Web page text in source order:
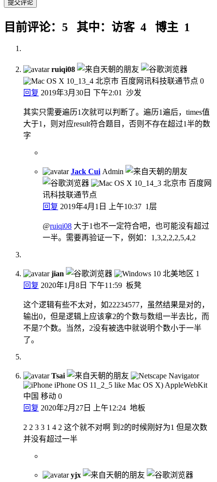
目前评论：5 其中：访客 4 博主 1
ruiqi08
北京市 百度网讯科技联通节点 0
回复 2019年3月30日 下午2:01 沙发
其实只需要遍历1次就可以判断了。遍历1遍后，times值
大于1，则对应result符合题目，否则不存在超过1半的数
字
Jack Cui Admin
北京市 百度网
讯科技联通节点
回复 2019年4月1日 上午10:37 1层
@ruiqi08 大于1也不一定符合吧，也可能没有超过
一半。需要再验证一下，例如：1,3,2,2,2,5,4,2
jian 北美地区 1
回复 2020年1月8日 下午11:59 板凳
这个逻辑有些不太对，如22234577，虽然结果是对的，
输出0，但是逻辑上应该拿2的个数与数组一半去比，而
不是7个数。当然，2没有被选中就说明个数小于一半
了。
Tsai
中国 移动 0
回复 2020年2月27日 上午12:24 地板
2 2 3 3 1 4 2 这个就不对啊 到2的时候刚好为1 但是次数
并没有超过一半
yjx